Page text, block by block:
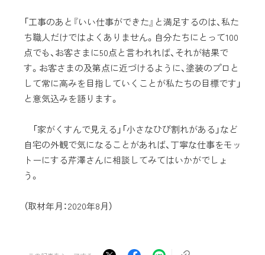
「工事のあと『いい仕事ができた』と満足するのは、私た
ち職人だけではよくありません。自分たちにとって100
点でも、お客さまに50点と言われれば、それが結果で
す。お客さまの及第点に近づけるように、塗装のプロと
して常に高みを目指していくことが私たちの目標です」
と意気込みを語ります。
「家がくすんで見える」「小さなひび割れがある」など
自宅の外観で気になることがあれば、丁寧な仕事をモッ
トーにする芹澤さんに相談してみてはいかがでしょ
う。
（取材年月：2020年8月）